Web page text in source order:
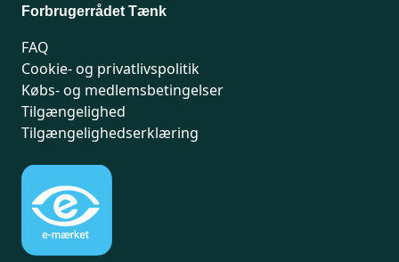
Forbrugerrådet Tænk
FAQ
Cookie- og privatlivspolitik
Købs- og medlemsbetingelser
Tilgængelighed
Tilgængelighedserklæring